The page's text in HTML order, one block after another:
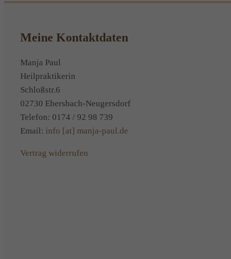
Meine Kontaktdaten
Manja Paul
Heilpraktikerin
Schloßstr.6
02730 Ebersbach-Neugersdorf
Telefon: 0174 / 92 98 739
Email: info [at] manja-paul.de
Vertrag widerrufen